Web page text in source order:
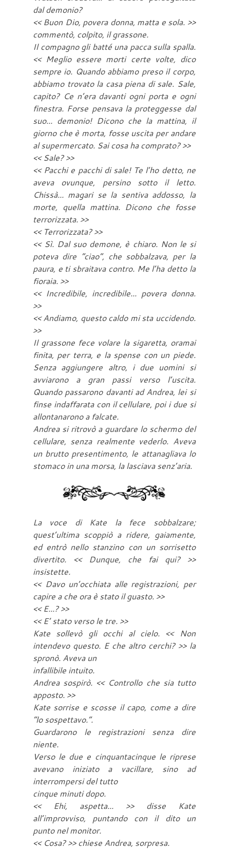
dal demonio?
<< Buon Dio, povera donna, matta e sola. >>
commentò, colpito, il grassone.
Il compagno gli batté una pacca sulla spalla.
<< Meglio essere morti certe volte, dico
sempre io. Quando abbiamo preso il corpo,
abbiamo trovato la casa piena di sale. Sale,
capito? Ce n’era davanti ogni porta e ogni
finestra. Forse pensava la proteggesse dal
suo... demonio! Dicono che la mattina, il
giorno che è morta, fosse uscita per andare
al supermercato. Sai cosa ha comprato? >>
<< Sale? >>
<< Pacchi e pacchi di sale! Te l’ho detto, ne
aveva ovunque, persino sotto il letto.
Chissà... magari se la sentiva addosso, la
morte, quella mattina. Dicono che fosse
terrorizzata. >>
<< Terrorizzata? >>
<< Sì. Dal suo demone, è chiaro. Non le si
poteva dire “ciao”, che sobbalzava, per la
paura, e ti sbraitava contro. Me l’ha detto la
fioraia. >>
<< Incredibile, incredibile... povera donna.
>>
<< Andiamo, questo caldo mi sta uccidendo.
>>
Il grassone fece volare la sigaretta, oramai
finita, per terra, e la spense con un piede.
Senza aggiungere altro, i due uomini si
avviarono a gran passi verso l’uscita.
Quando passarono davanti ad Andrea, lei si
finse indaffarata con il cellulare, poi i due si
allontanarono a falcate.
Andrea si ritrovò a guardare lo schermo del
cellulare, senza realmente vederlo. Aveva
un brutto presentimento, le attanagliava lo
stomaco in una morsa, la lasciava senz’aria.
La voce di Kate la fece sobbalzare;
quest’ultima scoppiò a ridere, gaiamente,
ed entrò nello stanzino con un sorrisetto
divertito. << Dunque, che fai qui? >>
insistette.
<< Davo un’occhiata alle registrazioni, per
capire a che ora è stato il guasto. >>
<< E...? >>
<< E’ stato verso le tre. >>
Kate sollevò gli occhi al cielo. << Non
intendevo questo. E che altro cerchi? >> la
spronò. Aveva un
infallibile intuito.
Andrea sospirò. << Controllo che sia tutto
apposto. >>
Kate sorrise e scosse il capo, come a dire
“lo sospettavo.”.
Guardarono le registrazioni senza dire
niente.
Verso le due e cinquantacinque le riprese
avevano iniziato a vacillare, sino ad
interrompersi del tutto
cinque minuti dopo.
<< Ehi, aspetta... >> disse Kate
all’improvviso, puntando con il dito un
punto nel monitor.
<< Cosa? >> chiese Andrea, sorpresa.